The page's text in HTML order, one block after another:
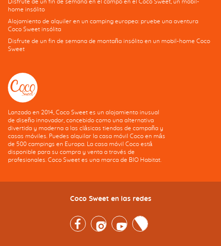
Disfrute de un fin de semana en el campo en el Coco Sweet, un mobil-
home insólito
Alojamiento de alquiler en un camping europeo: pruebe una aventura
Coco Sweet insólita
Disfrute de un fin de semana de montaña insólito en un mobil-home Coco
Sweet
Lanzado en 2014, Coco Sweet es un alojamiento inusual
de diseño innovador, concebido como una alternativa
divertida y moderna a las clásicas tiendas de campaña y
casas móviles. Puedes alquilar la casa móvil Coco en más
de 500 campings en Europa. La casa móvil Coco está
disponible para su compra y venta a través de
profesionales. Coco Sweet es una marca de BIO Habitat.
Coco Sweet en las redes
FacebookInstagramYoutubeTwitter